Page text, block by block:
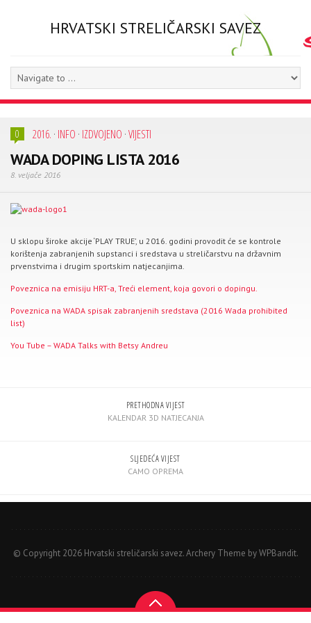
HRVATSKI STRELIČARSKI SAVEZ
0 2016. · INFO · IZDVOJENO ·VIJESTI
WADA DOPING LISTA 2016
8. veljače 2016
U sklopu široke akcije ‘PLAY TRUE’, u 2016. godini provodit će se kontrole
korištenja zabranjenih supstanci i sredstava u streličarstvu na državnim
prvenstvima i drugim sportskim natjecanjima.
Poveznica na emisiju HRT-a, Treći element, koja govori o dopingu.
Poveznica na WADA spisak zabranjenih sredstava (2016 Wada prohibited
list)
You Tube – WADA Talks with Betsy Andreu
PRETHODNA VIJEST
KALENDAR 3D NATJECANJA
SLJEDEĆA VIJEST
CAMO OPREMA
© Copyright 2026 Hrvatski streličarski savez.Archery Theme byWPBandit.